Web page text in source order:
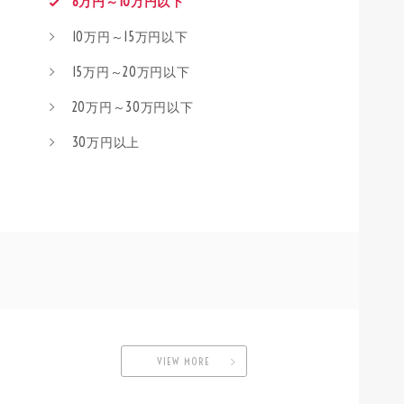
10万円～15万円以下
15万円～20万円以下
20万円～30万円以下
30万円以上
VIEW MORE